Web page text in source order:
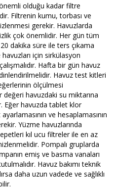
olduğu kadar filtre
Filtrenin kumu, torbası ve
gerekir. Havuzlarda
çok önemlidir. Her gün tüm
dakika süre ile ters çıkama
havuzları için sirkülasyon
Hafta bir gün havuz
Havuz test kitleri
ölçülmesi
havuzdaki su miktarına
Eğer havuzda tablet klor
ve hesaplamasının
Yüzme havuzlarında
kıl ucu filtreler ile en az
Pompalı gruplarda
emiş ve basma vanaları
Havuz bakımı teknik
daha uzun vadede ve sağlıklı